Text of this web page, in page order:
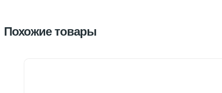
Похожие товары